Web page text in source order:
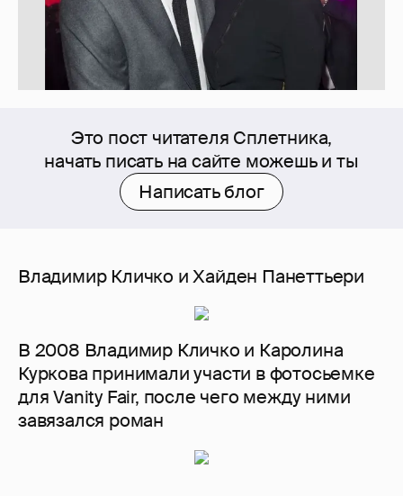
Это пост читателя Сплетника,
начать писать на сайте можешь и ты
Написать блог
Владимир Кличко и Хайден Панеттьери
В 2008 Владимир Кличко и Каролина
Куркова принимали участи в фотосьемке
для Vanity Fair, после чего между ними
завязался роман